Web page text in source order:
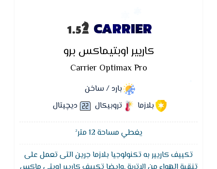
CARRIER
كاريير اوبتيماكس برو
Carrier Optimax Pro
بارد / ساخن
بلازما
تروبيكال ديچيتال
يغطي مساحة 12 متر²
تكييف كاريير به تكنولوجيا بلازما جرين التى تعمل على